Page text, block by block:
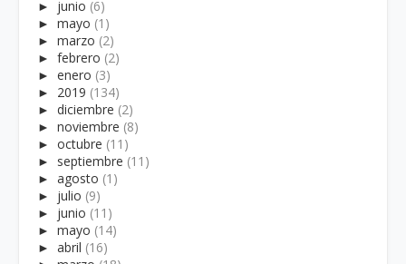
► junio (6)
► mayo (1)
► marzo (2)
► febrero (2)
► enero (3)
► 2019 (134)
► diciembre (2)
► noviembre (8)
► octubre (11)
► septiembre (11)
► agosto (1)
► julio (9)
► junio (11)
► mayo (14)
► abril (16)